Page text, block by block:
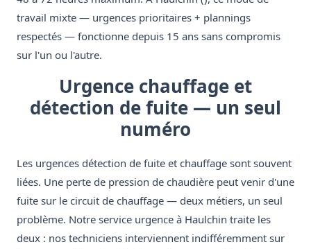
travail mixte — urgences prioritaires + plannings
respectés — fonctionne depuis 15 ans sans compromis
sur l'un ou l'autre.
Urgence chauffage et
détection de fuite — un seul
numéro
Les urgences détection de fuite et chauffage sont souvent
liées. Une perte de pression de chaudière peut venir d'une
fuite sur le circuit de chauffage — deux métiers, un seul
problème. Notre service urgence à Haulchin traite les
deux : nos techniciens interviennent indifféremment sur